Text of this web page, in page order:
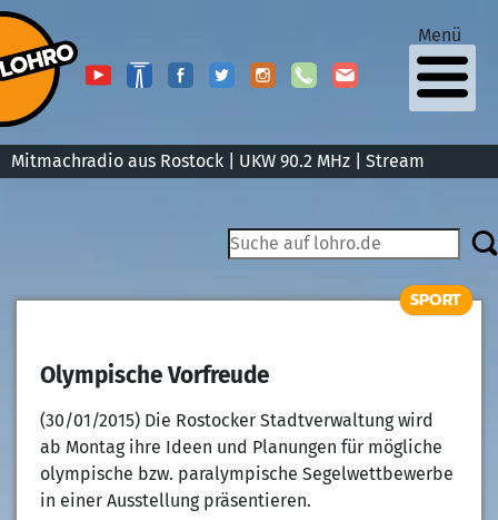
Mitmachradio aus Rostock | UKW 90.2 MHz | Stream
Menü
SPORT
Olympische Vorfreude
(30/01/2015) Die Rostocker Stadtverwaltung wird
ab Montag ihre Ideen und Planungen für mögliche
olympische bzw. paralympische Segelwettbewerbe
in einer Ausstellung präsentieren.